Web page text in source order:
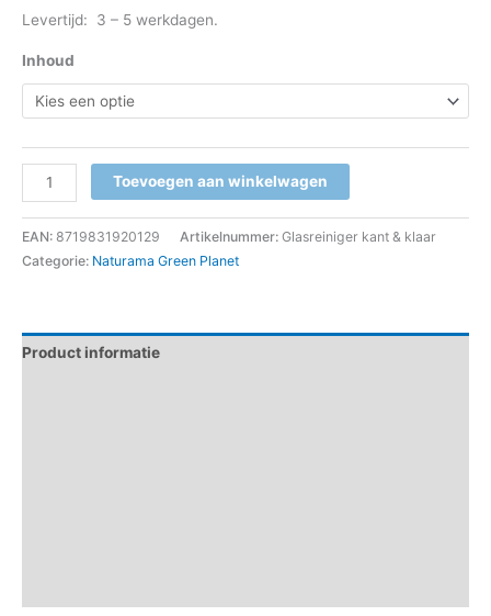
Levertijd: 3 – 5 werkdagen.
Inhoud
Glasreiniger
-
Glass
Cleaner
-
klaar
Toevoegen aan winkelwagen
EAN: 8719831920129 Artikelnummer: Glasreiniger kant & klaar
Categorie: Naturama Green Planet
Product informatie